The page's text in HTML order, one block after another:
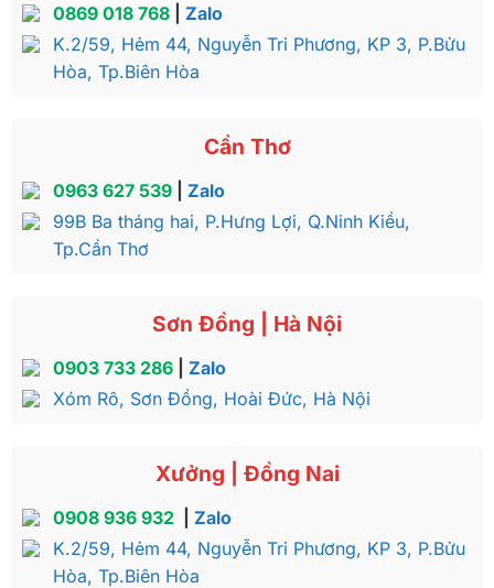
0869 018 768| Zalo
K.2/59, Hẻm 44, Nguyễn Tri Phương, KP 3, P.Bửu
Hòa, Tp.Biên Hòa
Cần Thơ
0963 627 539| Zalo
99B Ba tháng hai, P.Hưng Lợi, Q.Ninh Kiều,
Tp.Cần Thơ
Sơn Đồng | Hà Nội
0903 733 286| Zalo
Xóm Rô, Sơn Đồng, Hoài Đức, Hà Nội
Xưởng | Đồng Nai
0908 936 932
Zalo
K.2/59, Hẻm 44, Nguyễn Tri Phương, KP 3, P.Bửu
Hòa, Tp.Biên Hòa